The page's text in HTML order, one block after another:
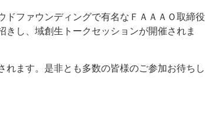
ファウンディングで有名なＦＡＡＡＯ取締役
し、域創生トークセッションが開催されま
れます。是非とも多数の皆様のご参加お待ちし